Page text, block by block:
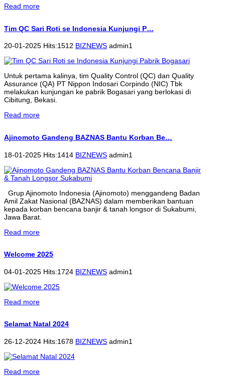
Read more
Tim QC Sari Roti se Indonesia Kunjungi P…
20-01-2025 Hits:1512 BIZNEWS admin1
Untuk pertama kalinya, tim Quality Control (QC) dan Quality
Assurance (QA) PT Nippon Indosari Corpindo (NIC) Tbk
melakukan kunjungan ke pabrik Bogasari yang berlokasi di
Cibitung, Bekasi.
Read more
Ajinomoto Gandeng BAZNAS Bantu Korban Be…
18-01-2025 Hits:1414 BIZNEWS admin1
Grup Ajinomoto Indonesia (Ajinomoto) menggandeng Badan
Amil Zakat Nasional (BAZNAS) dalam memberikan bantuan
kepada korban bencana banjir & tanah longsor di Sukabumi,
Jawa Barat.
Read more
Welcome 2025
04-01-2025 Hits:1724 BIZNEWS admin1
Read more
Selamat Natal 2024
26-12-2024 Hits:1678 BIZNEWS admin1
Read more